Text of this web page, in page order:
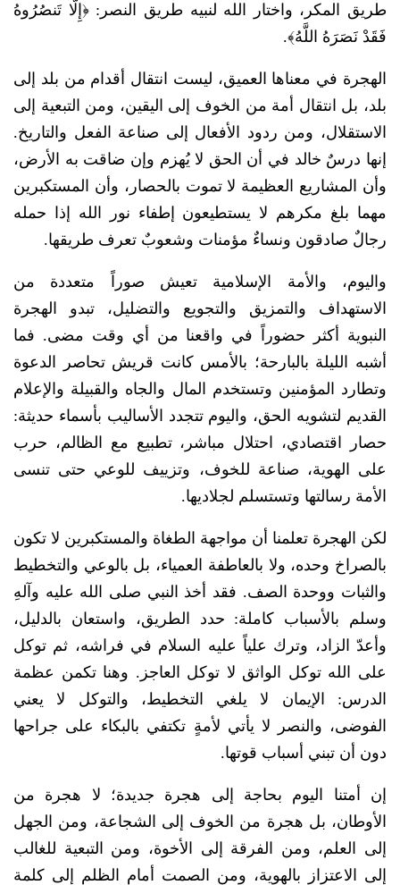
طريق المكر، واختار الله لنبيه طريق النصر: ﴿إِلَّا تَنصُرُوهُ
فَقَدْ نَصَرَهُ اللَّهُ﴾.
الهجرة في معناها العميق، ليست انتقال أقدام من بلد إلى
بلد، بل انتقال أمة من الخوف إلى اليقين، ومن التبعية إلى
الاستقلال، ومن ردود الأفعال إلى صناعة الفعل والتاريخ.
إنها درسٌ خالد في أن الحق لا يُهزم وإن ضاقت به الأرض،
وأن المشاريع العظيمة لا تموت بالحصار، وأن المستكبرين
مهما بلغ مكرهم لا يستطيعون إطفاء نور الله إذا حمله
رجالٌ صادقون ونساءٌ مؤمنات وشعوبٌ تعرف طريقها.
واليوم، والأمة الإسلامية تعيش صوراً متعددة من
الاستهداف والتمزيق والتجويع والتضليل، تبدو الهجرة
النبوية أكثر حضوراً في واقعنا من أي وقت مضى. فما
أشبه الليلة بالبارحة؛ بالأمس كانت قريش تحاصر الدعوة
وتطارد المؤمنين وتستخدم المال والجاه والقبيلة والإعلام
القديم لتشويه الحق، واليوم تتجدد الأساليب بأسماء حديثة:
حصار اقتصادي، احتلال مباشر، تطبيع مع الظالم، حرب
على الهوية، صناعة للخوف، وتزييف للوعي حتى تنسى
الأمة رسالتها وتستسلم لجلاديها.
لكن الهجرة تعلمنا أن مواجهة الطغاة والمستكبرين لا تكون
بالصراخ وحده، ولا بالعاطفة العمياء، بل بالوعي والتخطيط
والثبات ووحدة الصف. فقد أخذ النبي صلى الله عليه وآلهِ
وسلم بالأسباب كاملة: حدد الطريق، واستعان بالدليل،
وأعدّ الزاد، وترك علياً عليه السلام في فراشه، ثم توكل
على الله توكل الواثق لا توكل العاجز. وهنا تكمن عظمة
الدرس: الإيمان لا يلغي التخطيط، والتوكل لا يعني
الفوضى، والنصر لا يأتي لأمةٍ تكتفي بالبكاء على جراحها
دون أن تبني أسباب قوتها.
إن أمتنا اليوم بحاجة إلى هجرة جديدة؛ لا هجرة من
الأوطان، بل هجرة من الخوف إلى الشجاعة، ومن الجهل
إلى العلم، ومن الفرقة إلى الأخوة، ومن التبعية للغالب
إلى الاعتزاز بالهوية، ومن الصمت أمام الظلم إلى كلمة